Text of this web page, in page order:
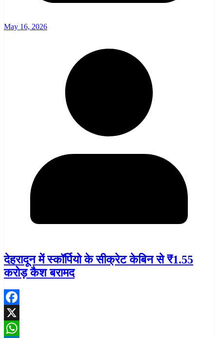
May 16, 2026
देहरादून में स्कॉर्पियो के सीक्रेट केबिन से ₹1.55
करोड़ कैश बरामद
Facebook
X